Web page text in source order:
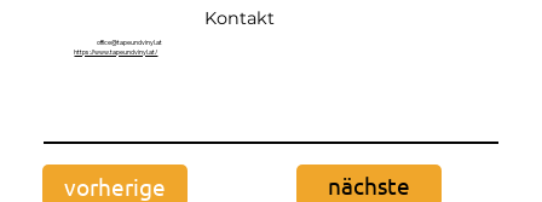
Kontakt
office@tapeundvinyl.at
https://www.tapeundvinyl.at/
vorherige nächste